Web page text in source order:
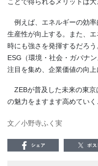
例えば、エネルギーの効
生産性が向上する。また、
時にも強さを発揮するだろう
ESG （環境・社会・ガバナ
注目を集め、企業価値の向上
ZEBが普及した未来の東
の魅力をますます高めていく
文／小野寺ふく実